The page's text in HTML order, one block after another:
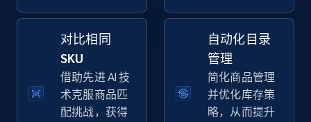
using sku numbers
URL, Final price, Sku, Currency, Gtin,
Specifications, Image urls, Top reviews, and
more.
5.6K+ 878+ 立即开始
对比相同
SKU
借助先进 AI 技
术克服商品匹
配挑战，获得
自动化目录
管理
简化商品管理
并优化库存策
略，从而提升